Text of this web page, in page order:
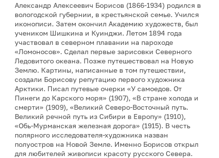
Александр Алексеевич Борисов (1866-1934) родился в
вологодской губернии, в крестьянской семье. Учился
иконописи. Затем окончил Академию художеств, был
учеником Шишкина и Куинджи. Летом 1894 года
участвовал в северном плавании на пароходе
«Ломоносов». Сделал первые зарисовки Северного
Ледовитого океана. Позже путешествовал на Новую
Землю. Картины, написанные в том путешествии,
создали Борисову репутацию первого художника
Арктики. Писал путевые очерки «У самоедов. От
Пинеги до Карского моря» (1907), «В стране холода и
смерти» (1909), «Великий Северо-Восточный путь.
Великий речной путь из Сибири в Европу» (1910),
«Обь-Мурманская железная дорога» (1915). В честь
полярного исследователя-художника назван
полуостров на Новой Земле. Именно Борисов открыл
для любителей живописи красоту русского Севера.